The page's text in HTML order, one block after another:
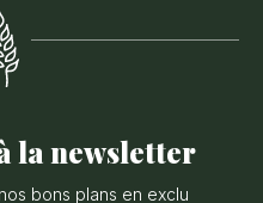
la newsletter
bons plans en exclu